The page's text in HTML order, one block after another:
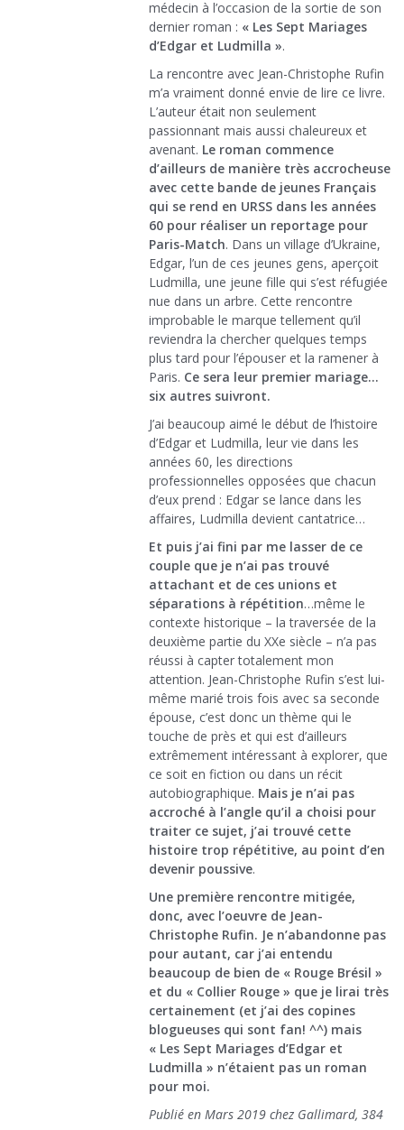
médecin à l’occasion de la sortie de son
dernier roman : « Les Sept Mariages
d’Edgar et Ludmilla ».
La rencontre avec Jean-Christophe Rufin
m’a vraiment donné envie de lire ce livre.
L’auteur était non seulement
passionnant mais aussi chaleureux et
avenant. Le roman commence
d’ailleurs de manière très accrocheuse
avec cette bande de jeunes Français
qui se rend en URSS dans les années
60 pour réaliser un reportage pour
Paris-Match. Dans un village d’Ukraine,
Edgar, l’un de ces jeunes gens, aperçoit
Ludmilla, une jeune fille qui s’est réfugiée
nue dans un arbre. Cette rencontre
improbable le marque tellement qu’il
reviendra la chercher quelques temps
plus tard pour l’épouser et la ramener à
Paris. Ce sera leur premier mariage…
six autres suivront.
J’ai beaucoup aimé le début de l’histoire
d’Edgar et Ludmilla, leur vie dans les
années 60, les directions
professionnelles opposées que chacun
d’eux prend : Edgar se lance dans les
affaires, Ludmilla devient cantatrice…
Et puis j’ai fini par me lasser de ce
couple que je n’ai pas trouvé
attachant et de ces unions et
séparations à répétition…même le
contexte historique – la traversée de la
deuxième partie du XXe siècle – n’a pas
réussi à capter totalement mon
attention. Jean-Christophe Rufin s’est lui-
même marié trois fois avec sa seconde
épouse, c’est donc un thème qui le
touche de près et qui est d’ailleurs
extrêmement intéressant à explorer, que
ce soit en fiction ou dans un récit
autobiographique. Mais je n’ai pas
accroché à l’angle qu’il a choisi pour
traiter ce sujet, j’ai trouvé cette
histoire trop répétitive, au point d’en
devenir poussive.
Une première rencontre mitigée,
donc, avec l’oeuvre de Jean-
Christophe Rufin. Je n’abandonne pas
pour autant, car j’ai entendu
beaucoup de bien de « Rouge Brésil »
et du « Collier Rouge » que je lirai très
certainement (et j’ai des copines
blogueuses qui sont fan! ^^) mais
« Les Sept Mariages d’Edgar et
Ludmilla » n’étaient pas un roman
pour moi.
Publié en Mars 2019 chez Gallimard, 384